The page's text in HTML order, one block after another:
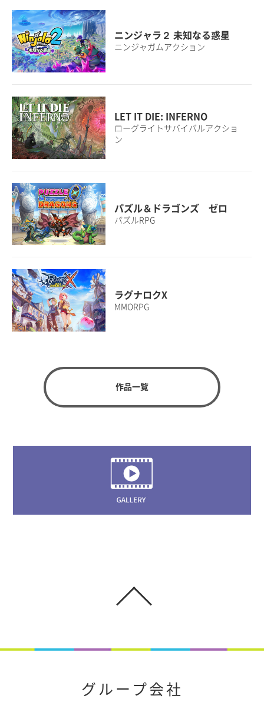
ニンジャラ２ 未知なる惑星
ニンジャガムアクション
LET IT DIE: INFERNO
ローグライトサバイバルアクショ
ン
パズル＆ドラゴンズ ゼロ
パズルRPG
ラグナロクX
MMORPG
作品一覧
グループ会社